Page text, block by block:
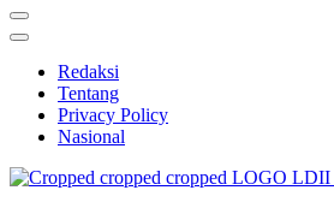
Redaksi
Tentang
Privacy Policy
Nasional